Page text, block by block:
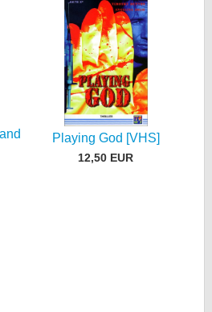
Playing God [VHS]
12,50 EUR